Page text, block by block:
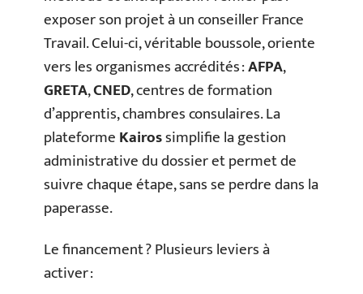
exposer son projet à un conseiller France
Travail. Celui-ci, véritable boussole, oriente
vers les organismes accrédités :AFPA,
GRETA,CNED, centres de formation
d’apprentis, chambres consulaires. La
plateformeKairossimplifie la gestion
administrative du dossier et permet de
suivre chaque étape, sans se perdre dans la
paperasse.
Le financement ? Plusieurs leviers à
activer :